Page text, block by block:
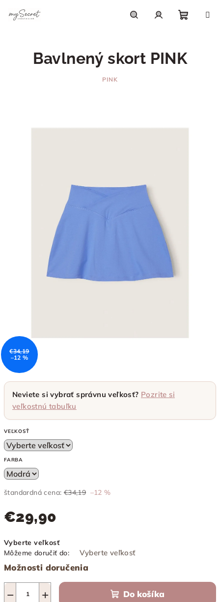
košík
Neviete si vybrať správnu veľkosť? Pozrite si
veľkostnú tabuľku
VEĽKOSŤ
FARBA
štandardná cena: €34,19 –12 %
€29,90
Jednotková
cena:
Vyberte veľkosť
Môžeme doručiť do:
Vyberte veľkosť
Možnosti doručenia
+
− Do košíka
Bavlnený skort PINK
PINK
€34,19
–12 %